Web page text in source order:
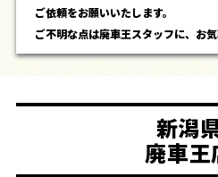
ご依頼をお願いいたします。
ご不明な点は廃車王スタッフに、お
新潟
廃車王